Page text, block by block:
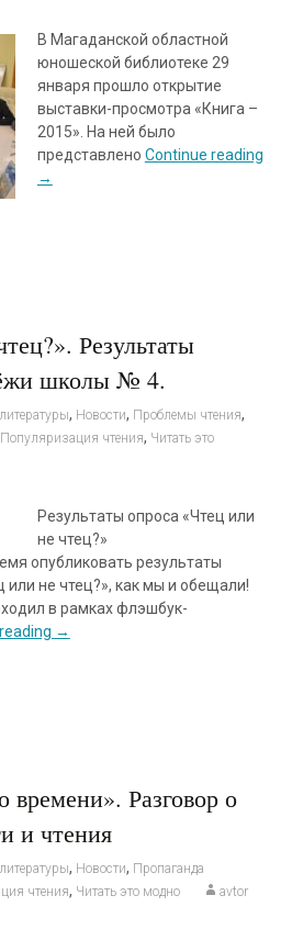
В Магаданской областной
юношеской библиотеке 29
января прошло открытие
выставки-просмотра «Книга –
2015». На ней было
представлено Continue reading
→
Результаты
школы № 4.
, Новости, Проблемы чтения,
чтения, Читать это
Результаты опроса «Чтец или
не чтец?»
опубликовать результаты
или не чтец?», как мы и обещали!
в рамках флэшбук-
→
времени». Разговор о
и чтения
, Новости, Пропаганда
чтения, Читать это модно avtor